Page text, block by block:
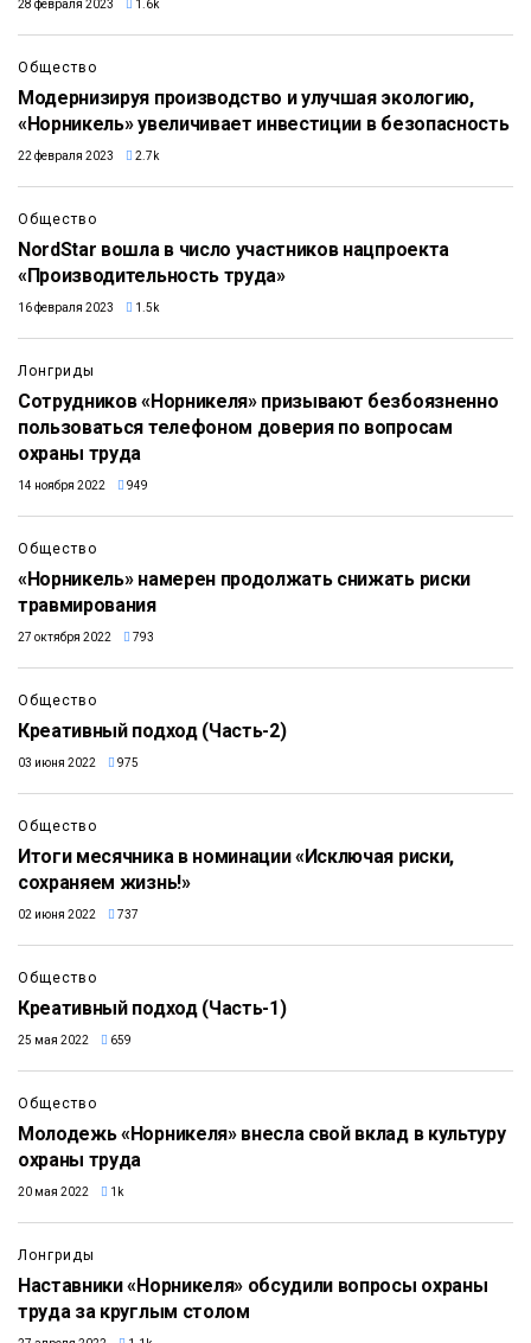
28 февраля 2023 1.6k
Общество
Модернизируя производство и улучшая экологию,
«Норникель» увеличивает инвестиции в безопасность
22 февраля 2023 2.7k
Общество
NordStar вошла в число участников нацпроекта
«Производительность труда»
16 февраля 2023 1.5k
Лонгриды
Сотрудников «Норникеля» призывают безбоязненно
пользоваться телефоном доверия по вопросам
охраны труда
14 ноября 2022 949
Общество
«Норникель» намерен продолжать снижать риски
травмирования
27 октября 2022 793
Общество
Креативный подход (Часть-2)
03 июня 2022 975
Общество
Итоги месячника в номинации «Исключая риски,
сохраняем жизнь!»
02 июня 2022 737
Общество
Креативный подход (Часть-1)
25 мая 2022 659
Общество
Молодежь «Норникеля» внесла свой вклад в культуру
охраны труда
20 мая 2022 1k
Лонгриды
Наставники «Норникеля» обсудили вопросы охраны
труда за круглым столом